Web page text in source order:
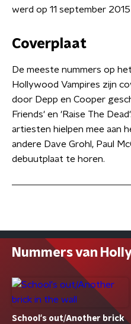
werd op 11 september
Coverplaat
De meeste nummers op
Hollywood Vampires zijn
door Depp en Cooper
Friends' en 'Raise The
artiesten hielpen mee aan
andere Dave Grohl , Paul
debuutplaat te horen.
Nummers van
School's out/Another brick